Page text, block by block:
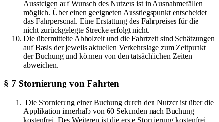
Aussteigen auf Wunsch des Nutzers ist in Ausnahmefällen
möglich. Über einen geeigneten Ausstiegspunkt entscheidet
das Fahrpersonal. Eine Erstattung des Fahrpreises für die
nicht zurückgelegte Strecke erfolgt nicht.
Die übermittelte Abholzeit und die Fahrtzeit sind Schätzungen
auf Basis der jeweils aktuellen Verkehrslage zum Zeitpunkt
der Buchung und können von den tatsächlichen Zeiten
abweichen.
§ 7 Stornierung ​von Fahrten
Die Stornierung einer Buchung durch den Nutzer ist über die
Applikation innerhalb von 60 Sekunden nach Buchung
kostenfrei. Des Weiteren ist die erste Stornierung kostenfrei.